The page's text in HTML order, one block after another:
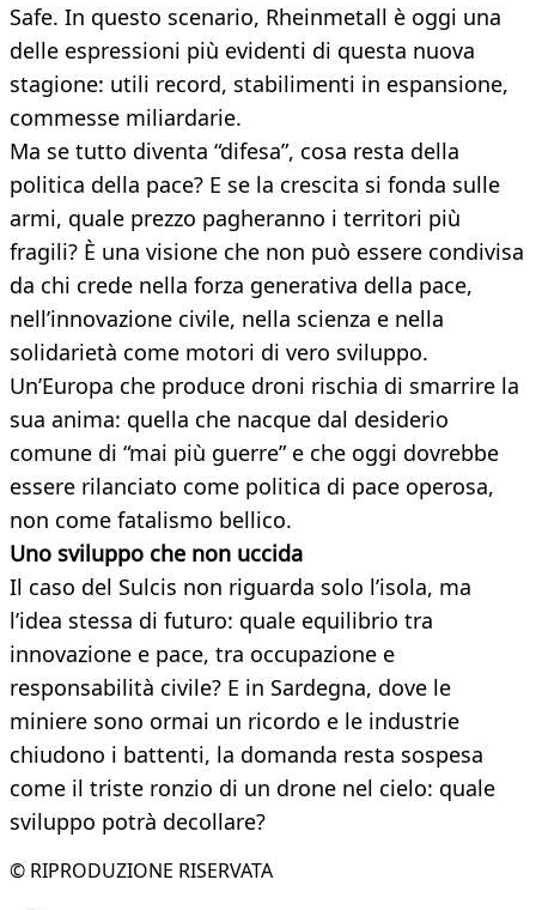
Safe. In questo scenario, Rheinmetall è oggi una
delle espressioni più evidenti di questa nuova
stagione: utili record, stabilimenti in espansione,
commesse miliardarie.
Ma se tutto diventa “difesa”, cosa resta della
politica della pace? E se la crescita si fonda sulle
armi, quale prezzo pagheranno i territori più
fragili? È una visione che non può essere condivisa
da chi crede nella forza generativa della pace,
nell’innovazione civile, nella scienza e nella
solidarietà come motori di vero sviluppo.
Un’Europa che produce droni rischia di smarrire la
sua anima: quella che nacque dal desiderio
comune di “mai più guerre” e che oggi dovrebbe
essere rilanciato come politica di pace operosa,
non come fatalismo bellico.
Uno sviluppo che non uccida
Il caso del Sulcis non riguarda solo l’isola, ma
l’idea stessa di futuro: quale equilibrio tra
innovazione e pace, tra occupazione e
responsabilità civile? E in Sardegna, dove le
miniere sono ormai un ricordo e le industrie
chiudono i battenti, la domanda resta sospesa
come il triste ronzio di un drone nel cielo: quale
sviluppo potrà decollare?
© RIPRODUZIONE RISERVATA